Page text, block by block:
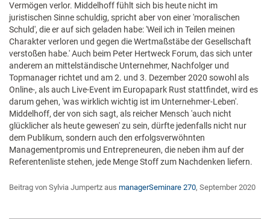
Vermögen verlor. Middelhoff fühlt sich bis heute nicht im
juristischen Sinne schuldig, spricht aber von einer 'moralischen
Schuld', die er auf sich geladen habe: 'Weil ich in Teilen meinen
Charakter verloren und gegen die Wertmaßstäbe der Gesellschaft
verstoßen habe.' Auch beim Peter Hertweck Forum, das sich unter
anderem an mittelständische Unternehmer, Nachfolger und
Topmanager richtet und am 2. und 3. Dezember 2020 sowohl als
Online-, als auch Live-Event im Europapark Rust stattfindet, wird es
darum gehen, 'was wirklich wichtig ist im Unternehmer-Leben'.
Middelhoff, der von sich sagt, als reicher Mensch 'auch nicht
glücklicher als heute gewesen' zu sein, dürfte jedenfalls nicht nur
dem Publikum, sondern auch den erfolgsverwöhnten
Managementpromis und Entrepreneuren, die neben ihm auf der
Referentenliste stehen, jede Menge Stoff zum Nachdenken liefern.
Beitrag von Sylvia Jumpertz aus managerSeminare 270, September 2020